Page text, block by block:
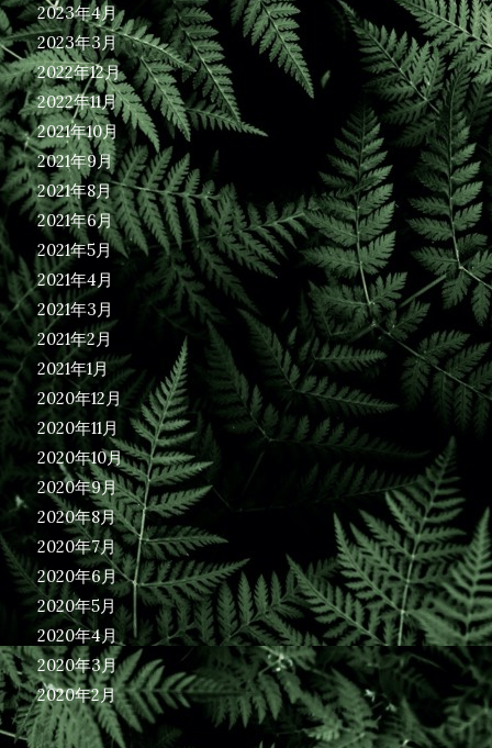
2023年4月
2023年3月
2022年12月
2022年11月
2021年10月
2021年9月
2021年8月
2021年6月
2021年5月
2021年4月
2021年3月
2021年2月
2021年1月
2020年12月
2020年11月
2020年10月
2020年9月
2020年8月
2020年7月
2020年6月
2020年5月
2020年4月
2020年3月
2020年2月